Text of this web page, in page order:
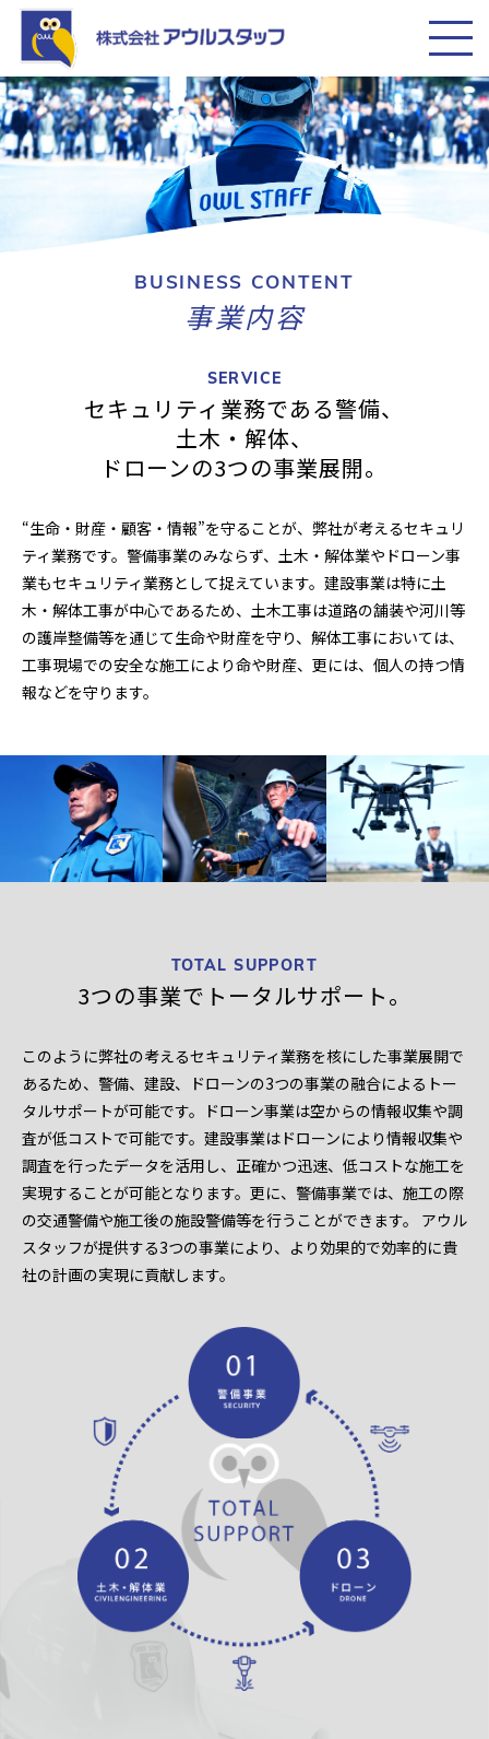
HOME
事業内容
お問い合わせ
BUSINESS CONTENT
事業内容
SERVICE
セキュリティ業務である警備、
土木・解体、
ドローンの3つの事業展開。
“生命・財産・顧客・情報”を守ることが、弊社が考えるセキュリ
ティ業務です。警備事業のみならず、土木・解体業やドローン事
業もセキュリティ業務として捉えています。建設事業は特に土
木・解体工事が中心であるため、土木工事は道路の舗装や河川等
の護岸整備等を通じて生命や財産を守り、解体工事においては、
工事現場での安全な施工により命や財産、更には、個人の持つ情
報などを守ります。
TOTAL SUPPORT
3つの事業でトータルサポート。
このように弊社の考えるセキュリティ業務を核にした事業展開で
あるため、警備、建設、ドローンの3つの事業の融合によるトー
タルサポートが可能です。ドローン事業は空からの情報収集や調
査が低コストで可能です。建設事業はドローンにより情報収集や
調査を行ったデータを活用し、正確かつ迅速、低コストな施工を
実現することが可能となります。更に、警備事業では、施工の際
の交通警備や施工後の施設警備等を行うことができます。 アウル
スタッフが提供する3つの事業により、より効果的で効率的に貴
社の計画の実現に貢献します。